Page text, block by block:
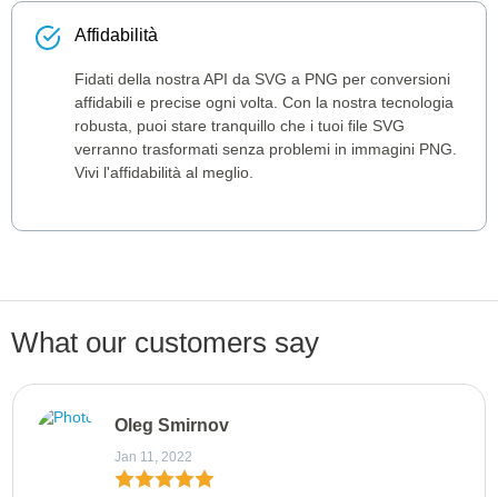
Affidabilità
Fidati della nostra API da SVG a PNG per conversioni
affidabili e precise ogni volta. Con la nostra tecnologia
robusta, puoi stare tranquillo che i tuoi file SVG
verranno trasformati senza problemi in immagini PNG.
Vivi l'affidabilità al meglio.
What our customers say
Oleg Smirnov
Jan 11, 2022